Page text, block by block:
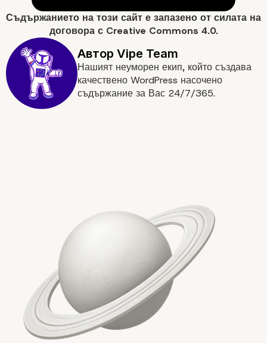
6. Защо да Изберете
Headless WordPress за
Вашия Проект?
Заключение:
Уеб Разработката с
Headless WordPress
Съдържанието на този сайт е запазено от силата на
договора с Creative Commons 4.0.
Нашият неуморен екип, който създава
качествено WordPress насочено
съдържание за Вас 24/7/365.